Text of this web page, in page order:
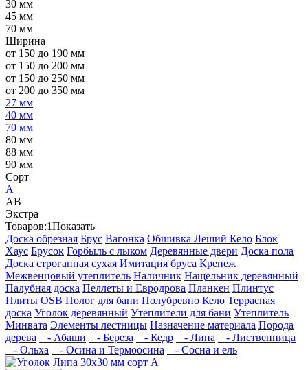
30 мм
45 мм
70 мм
Ширина
от 150 до 190 мм
от 150 до 200 мм
от 150 до 250 мм
от 200 до 350 мм
27 мм
40 мм
70 мм
80 мм
88 мм
90 мм
Сорт
А
АВ
Экстра
Товаров:1Показать
Доска обрезная Брус Вагонка Обшивка Леший Кело Блок
Хаус Брусок Горбыль с лыком Деревянные двери Доска пола
Доска строганная сухая Имитация бруса Крепеж
Межвенцовый утеплитель Наличник Нащельник деревянный
Палубная доска Пеллеты и Евродрова Планкен Плинтус
Плиты OSB Полог для бани Полубревно Кело Террасная
доска Уголок деревянный Утеплители для бани Утеплитель
Минвата Элементы лестницы Назначение материала Порода
дерева
- Абаши - Береза - Кедр - Липа
- Лиственница
- Ольха
- Осина и Термоосина - Сосна и ель